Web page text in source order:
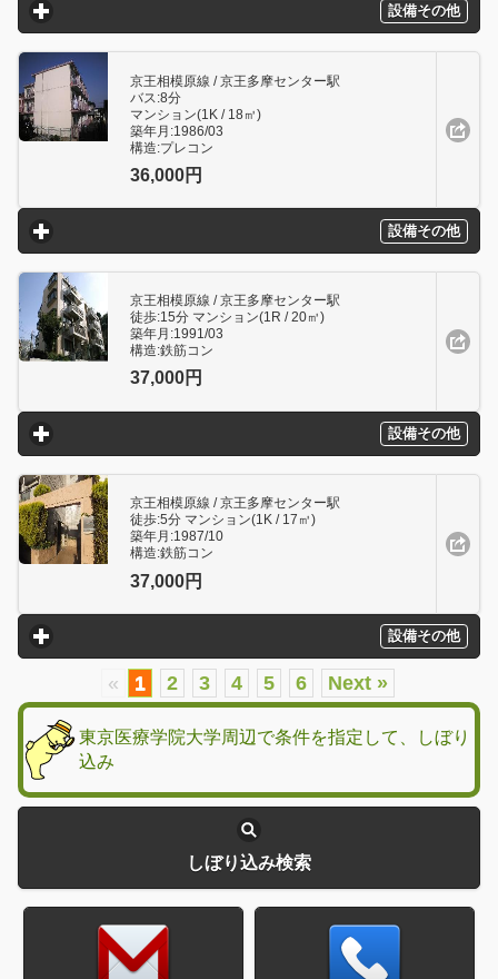
設備その他
click to expand contents
京王相模原線 / 京王多摩センター駅
バス:8分
マンション(1K / 18㎥)
築年月:1986/03
構造:プレコン
36,000円
設備その他
click to expand contents
京王相模原線 / 京王多摩センター駅
徒歩:15分 マンション(1R / 20㎥)
築年月:1991/03
構造:鉄筋コン
37,000円
設備その他
click to expand contents
京王相模原線 / 京王多摩センター駅
徒歩:5分 マンション(1K / 17㎥)
築年月:1987/10
構造:鉄筋コン
37,000円
設備その他
click to expand contents
« 1 2 3 4 5 6 Next »
東京医療学院大学周辺で条件を指定して、しぼり
込み
しぼり込み検索